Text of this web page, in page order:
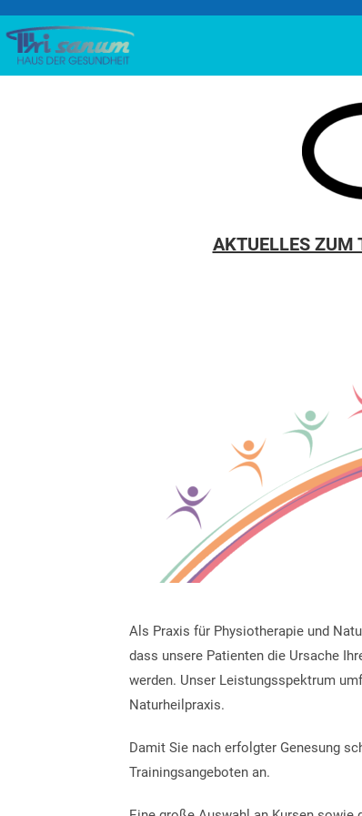
Inhalt
springen
AKTUELLES ZUM
Als Praxis für Physiotherapie und
dass unsere Patienten die Ursache
werden. Unser Leistungsspektrum
Naturheilpraxis.
Damit Sie nach erfolgter Genesung
Trainingsangeboten an.